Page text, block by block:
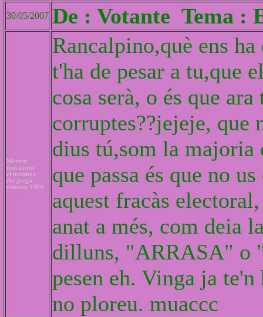
30/05/2007 De : Votante Tema :
Mostrar
únicament
el missatge
del pregó
número 1084
Rancalpino,què ens
t'ha de pesar a tu,que
cosa serà, o és que
corruptes??jejeje, que
dius tú,som la majoria
que passa és que no
aquest fracàs
anat a més, com deia
dilluns, "ARRASA" o
pesen eh. Vinga ja
no ploreu. muaccc